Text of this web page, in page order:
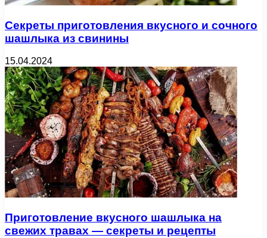
Секреты приготовления вкусного и сочного
шашлыка из свинины
15.04.2024
Приготовление вкусного шашлыка на
свежих травах — секреты и рецепты